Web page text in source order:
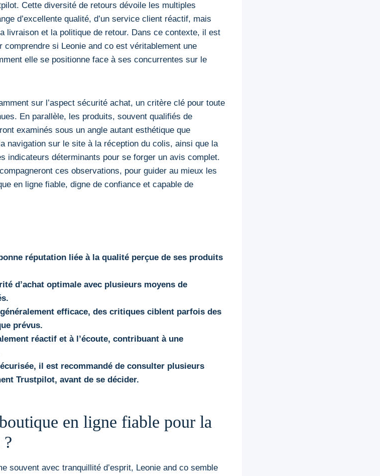
Cette diversité de retours dévoile les multiples
d’excellente qualité, d’un service client réactif, mais
livraison et la politique de retour. Dans ce contexte, il est
si Leonie and co est véritablement une
elle se positionne face à ses concurrentes sur le
sur l’aspect sécurité achat, un critère clé pour toute
En parallèle, les produits, souvent qualifiés de
examinés sous un angle autant esthétique que
navigation sur le site à la réception du colis, ainsi que la
indicateurs déterminants pour se forger un avis complet.
ces observations, pour guider au mieux les
en ligne fiable, digne de confiance et capable de
réputation liée à la qualité perçue de ses produits
d’achat optimale avec plusieurs moyens de
efficace, des critiques ciblent parfois des
prévus.
réactif et à l’écoute, contribuant à une
il est recommandé de consulter plusieurs
Trustpilot, avant de se décider.
en ligne fiable pour la
souvent avec tranquillité d’esprit, Leonie and co semble